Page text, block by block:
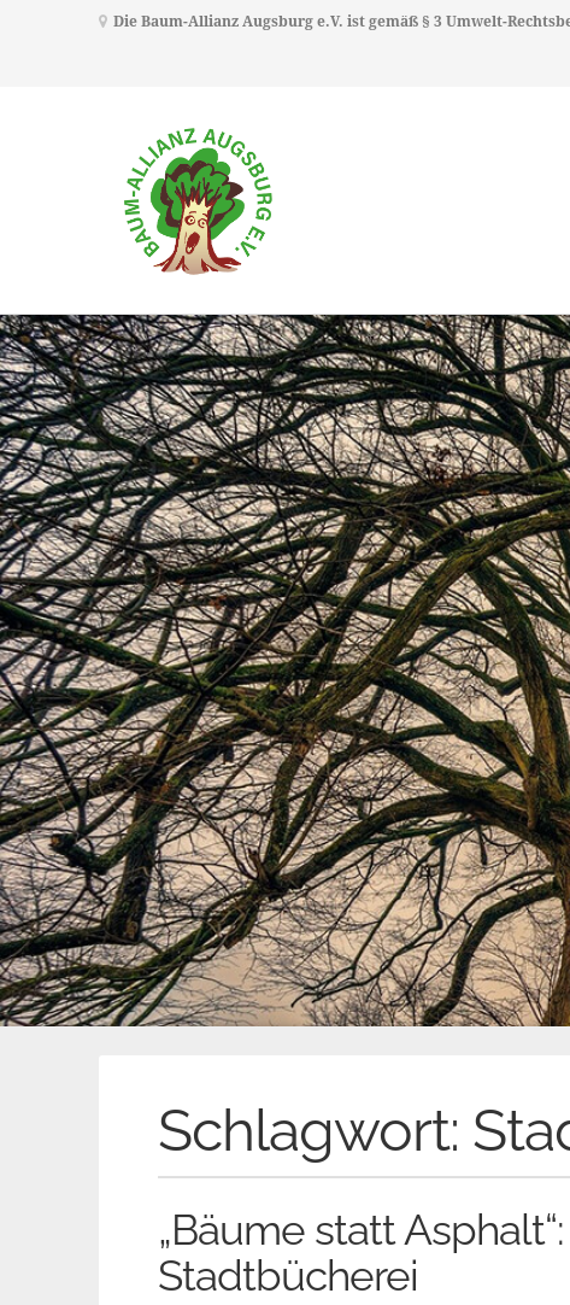
Die Baum-Allianz Augsburg e.V. ist gemäß § 3 Umwelt-
Schlagwort:
„Bäume statt
Stadtbücherei